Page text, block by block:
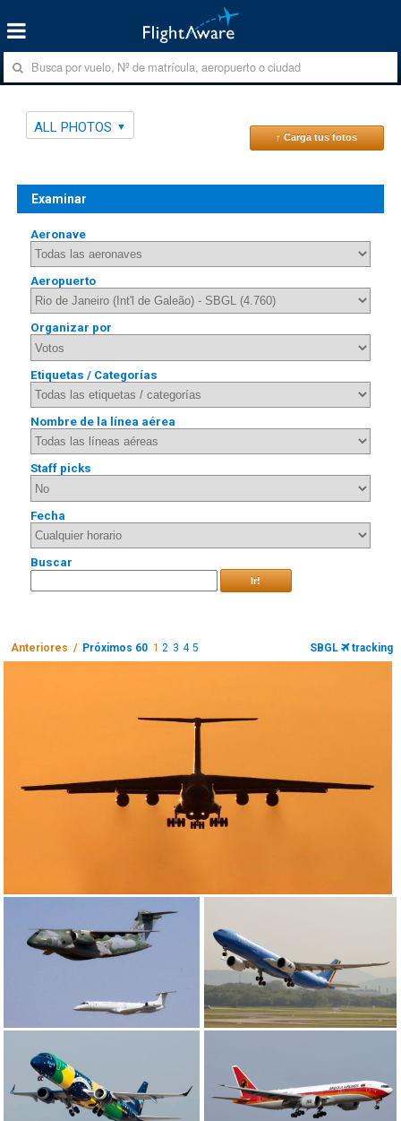
ALL PHOTOS
↑ Carga tus fotos
Examinar
Aeronave
Aeropuerto
Organizar por
Etiquetas / Categorías
Nombre de la línea aérea
Staff picks
Fecha
Buscar
Ir!
Anteriores / Próximos 60 1 2 3 4 5 SBGL tracking